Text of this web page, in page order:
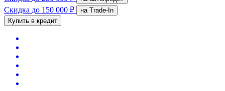
Скидка до 150 000 ₽
на Trade-In
Купить в кредит